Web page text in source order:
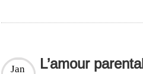
L’amour parental
Jan